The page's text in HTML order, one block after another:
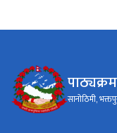
सानोठिमी,